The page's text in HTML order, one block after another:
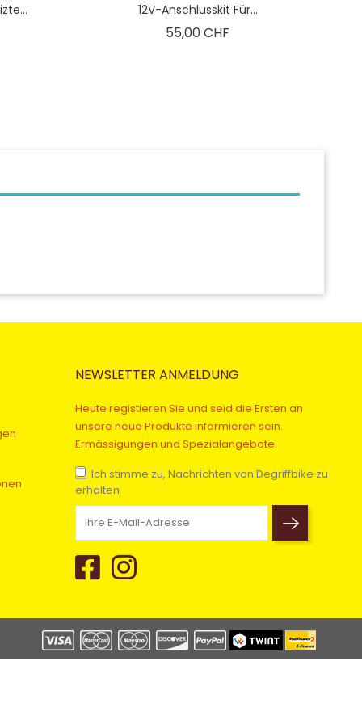
12V-Anschlusskit Für...
55,00 CHF
NEWSLETTER ANMELDUNG
Heute registieren Sie und seid die Ersten an
unsere neue Produkte informieren sein.
Ermässigungen und Spezialangebote.
Ich stimme zu, Nachrichten von Degriffbike zu
erhalten